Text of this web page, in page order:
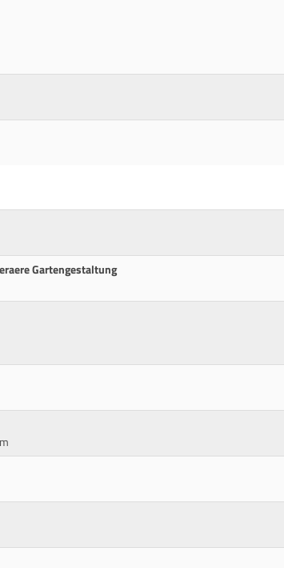
Gartengestaltung